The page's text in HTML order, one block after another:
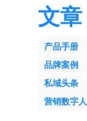
文章
产品手册
品牌案例
私域头条
营销数字人